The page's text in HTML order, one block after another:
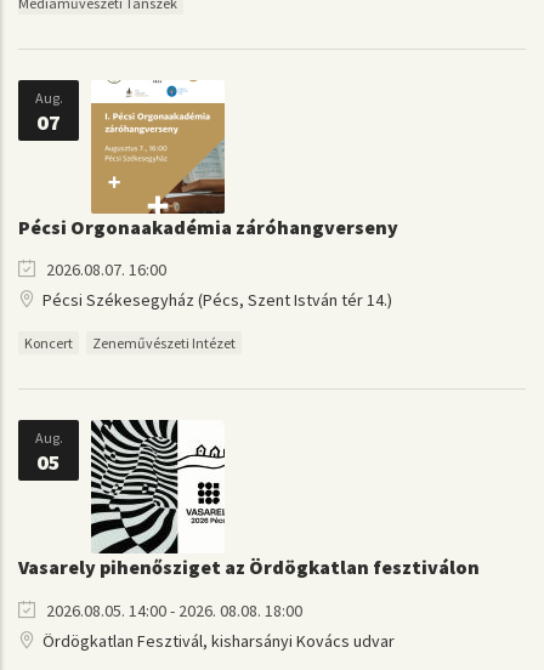
Aug.
07
Pécsi Orgonaakadémia záróhangverseny
2026.08.07. 16:00
Pécsi Székesegyház (Pécs, Szent István tér 14.)
Koncert Zeneművészeti Intézet
Aug.
05
Vasarely pihenősziget az Ördögkatlan fesztiválon
2026.08.05. 14:00 - 2026. 08.08. 18:00
Ördögkatlan Fesztivál, kisharsányi Kovács udvar